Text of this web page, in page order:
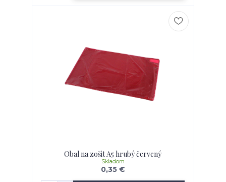
Obal na zošit A5 hrubý červený
0,35 €
Skladom